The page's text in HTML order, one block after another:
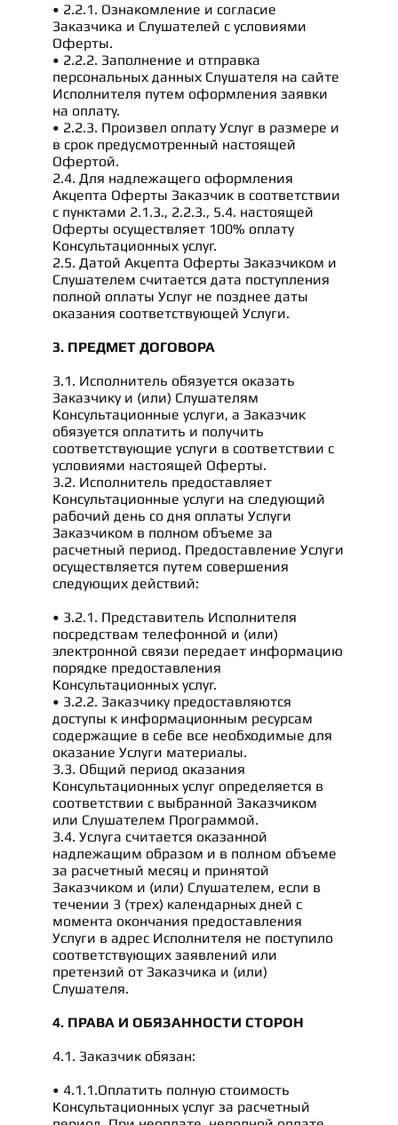
• 2.2.1. Ознакомление и согласие
Заказчика и Слушателей с условиями
Оферты.
• 2.2.2. Заполнение и отправка
персональных данных Слушателя на сайте
Исполнителя путем оформления заявки
на оплату.
• 2.2.3. Произвел оплату Услуг в размере и
в срок предусмотренный настоящей
Офертой.
2.4. Для надлежащего оформления
Акцепта Оферты Заказчик в соответствии
с пунктами 2.1.3., 2.2.3., 5.4. настоящей
Оферты осуществляет 100% оплату
Консультационных услуг.
2.5. Датой Акцепта Оферты Заказчиком и
Слушателем считается дата поступления
полной оплаты Услуг не позднее даты
оказания соответствующей Услуги.
3. ПРЕДМЕТ ДОГОВОРА
3.1. Исполнитель обязуется оказать
Заказчику и (или) Слушателям
Консультационные услуги, а Заказчик
обязуется оплатить и получить
соответствующие услуги в соответствии с
условиями настоящей Оферты.
3.2. Исполнитель предоставляет
Консультационные услуги на следующий
рабочий день со дня оплаты Услуги
Заказчиком в полном объеме за
расчетный период. Предоставление Услуги
осуществляется путем совершения
следующих действий:
• 3.2.1. Представитель Исполнителя
посредствам телефонной и (или)
электронной связи передает информацию
порядке предоставления
Консультационных услуг.
• 3.2.2. Заказчику предоставляются
доступы к информационным ресурсам
содержащие в себе все необходимые для
оказание Услуги материалы.
3.3. Общий период оказания
Консультационных услуг определяется в
соответствии с выбранной Заказчиком
или Слушателем Программой.
3.4. Услуга считается оказанной
надлежащим образом и в полном объеме
за расчетный месяц и принятой
Заказчиком и (или) Слушателем, если в
течении 3 (трех) календарных дней с
момента окончания предоставления
Услуги в адрес Исполнителя не поступило
соответствующих заявлений или
претензий от Заказчика и (или)
Слушателя.
4. ПРАВА И ОБЯЗАННОСТИ СТОРОН
4.1. Заказчик обязан:
• 4.1.1.Оплатить полную стоимость
Консультационных услуг за расчетный